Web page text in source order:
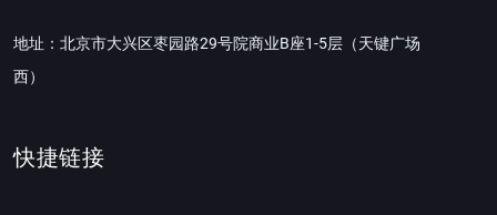
地址：北京市大兴区枣园路29号院商业B座1-5层（天键广场
西）
快捷链接